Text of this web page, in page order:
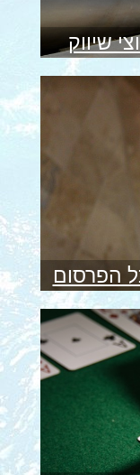
שיווק
הפרסום